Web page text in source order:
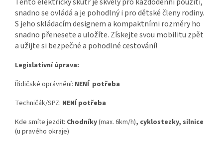
snadno se ovládá a je pohodlný i pro dětské členy rodiny.
S jeho skládacím designem a kompaktními rozměry ho
snadno přenesete a uložíte. Získejte svou mobilitu zpět
a užijte si bezpečné a pohodlné cestování!
Legislativní úprava:
Řidičské oprávnění: NENÍ potřeba
Techničák/SPZ: NENÍ potřeba
Kde smíte jezdit: Chodníky(max. 6km/h), cyklostezky, silnice
(u pravého okraje)